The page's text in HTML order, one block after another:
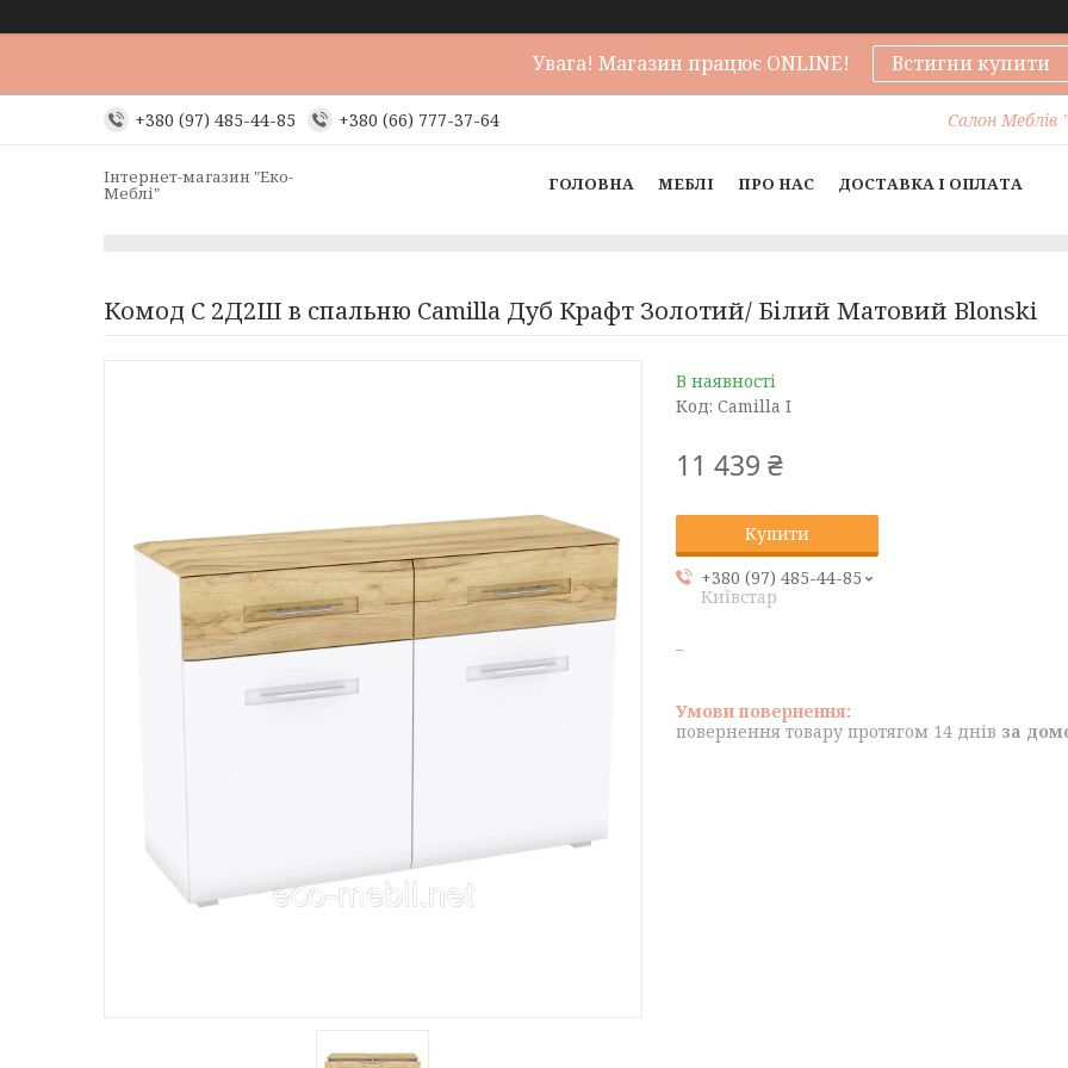
Увага! Магазин працює ONLINE! Встигни купити
+380 (97) 485-44-85 +380 (66) 777-37-64 Салон Меблів
Інтернет-магазин "Еко-
Меблі" ГОЛОВНА МЕБЛІ ПРО НАС ДОСТАВКА І ОПЛАТА
Комод C 2Д2Ш в спальню Camilla Дуб Крафт Золотий/ Білий Матовий Blonski
В наявності
Код: Camilla I
11 439 ₴
Купити
+380 (97) 485-44-85
Київстар
повернення товару протягом 14 днів за